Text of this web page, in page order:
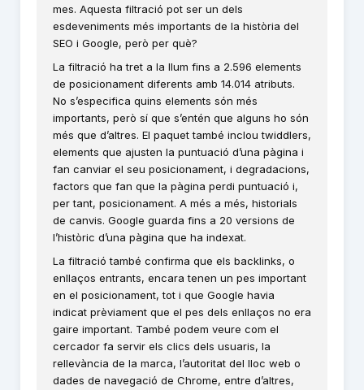
mes. Aquesta filtració pot ser un dels
esdeveniments més importants de la història del
SEO i Google, però per què?
La filtració ha tret a la llum fins a 2.596 elements
de posicionament diferents amb 14.014 atributs.
No s’especifica quins elements són més
importants, però sí que s’entén que alguns ho són
més que d’altres. El paquet també inclou twiddlers,
elements que ajusten la puntuació d’una pàgina i
fan canviar el seu posicionament, i degradacions,
factors que fan que la pàgina perdi puntuació i,
per tant, posicionament. A més a més, historials
de canvis. Google guarda fins a 20 versions de
l’històric d’una pàgina que ha indexat.
La filtració també confirma que els backlinks, o
enllaços entrants, encara tenen un pes important
en el posicionament, tot i que Google havia
indicat prèviament que el pes dels enllaços no era
gaire important. També podem veure com el
cercador fa servir els clics dels usuaris, la
rellevància de la marca, l’autoritat del lloc web o
dades de navegació de Chrome, entre d’altres,